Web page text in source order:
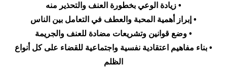
• زيادة الوعي بخطورة العنف والتحذير منه
• إبراز أهمية المحبة والعطف في التعامل بين الناس
• وضع قوانين وتشريعات مضادة للعنف والجريمة
• بناء مفاهيم اعتقادية نفسية واجتماعية للقضاء على كل أنواع
الظلم